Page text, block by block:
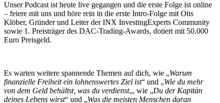
Unser Podcast ist heute live gegangen und die erste Folge ist online
– feiere mit uns und höre rein in die erste Intro-Folge mit Otis
Klöber, Gründer und Leiter der INX InvestingExperts Community
sowie 1. Preisträger des DAC-Trading-Awards, dotiert mit 50.000
Euro Preisgeld.
Es warten weitere spannende Themen auf dich, wie „Warum
finanzielle Freiheit ein lohnenswertes Ziel ist“ und „Wie du mehr
von dem Geld behältst, was du verdienst„, wie „Du der Kapitän
deines Lebens wirst“ und „Was die meisten Menschen daran